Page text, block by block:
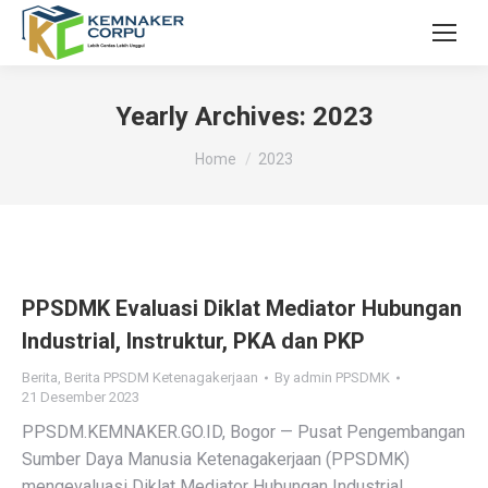
Yearly Archives: 2023
You are here:
Home 2023
PPSDMK Evaluasi Diklat Mediator Hubungan
Industrial, Instruktur, PKA dan PKP
Berita, Berita PPSDM Ketenagakerjaan By admin PPSDMK
21 Desember 2023
PPSDM.KEMNAKER.GO.ID, Bogor — Pusat Pengembangan
Sumber Daya Manusia Ketenagakerjaan (PPSDMK)